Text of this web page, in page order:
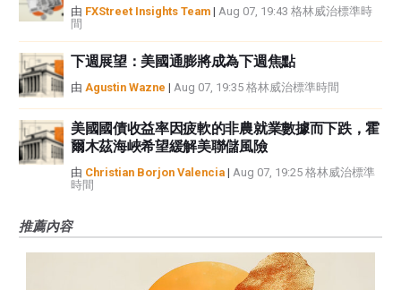
由 FXStreet Insights Team | Aug 07, 19:43 格林威治標準時
間
下週展望：美國通膨將成為下週焦點
由 Agustin Wazne | Aug 07, 19:35 格林威治標準時間
美國國債收益率因疲軟的非農就業數據而下跌，霍
爾木茲海峽希望緩解美聯儲風險
由 Christian Borjon Valencia | Aug 07, 19:25 格林威治標準
時間
推薦內容